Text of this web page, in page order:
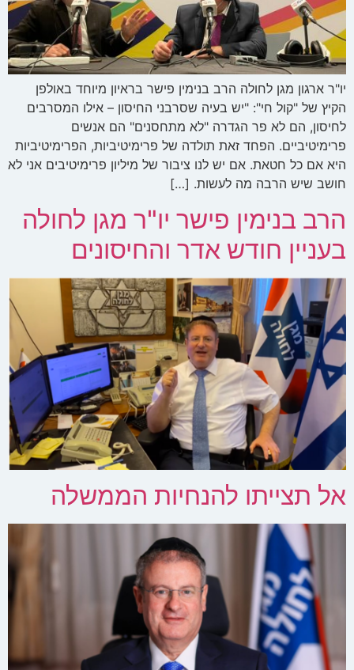
יו"ר ארגון מגן לחולה הרב בנימין פישר בראיון מיוחד באולפן
הקיץ של "קול חי": "יש בעיה שסרבני החיסון – אילו המסרבים
לחיסון, הם לא פר הגדרה "לא מתחסנים" הם אנשים
פרימיטיביים. הפחד זאת תולדה של פרימיטיביות, הפרימיטיביות
היא אם כל חטאת. אם יש לנו ציבור של מיליון פרימיטיבים אני לא
חושב שיש הרבה מה לעשות. […]
הרב בנימין פישר יו"ר מגן לחולה
בעניין חודש אדר והחיסונים
אל תצייתו להנחיות הממשלה